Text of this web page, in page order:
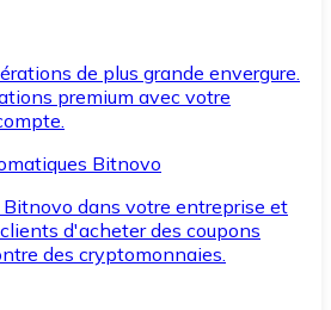
de plus grande envergure.
premium avec votre
Bitnovo
dans votre entreprise et
d'acheter des coupons
des cryptomonnaies.